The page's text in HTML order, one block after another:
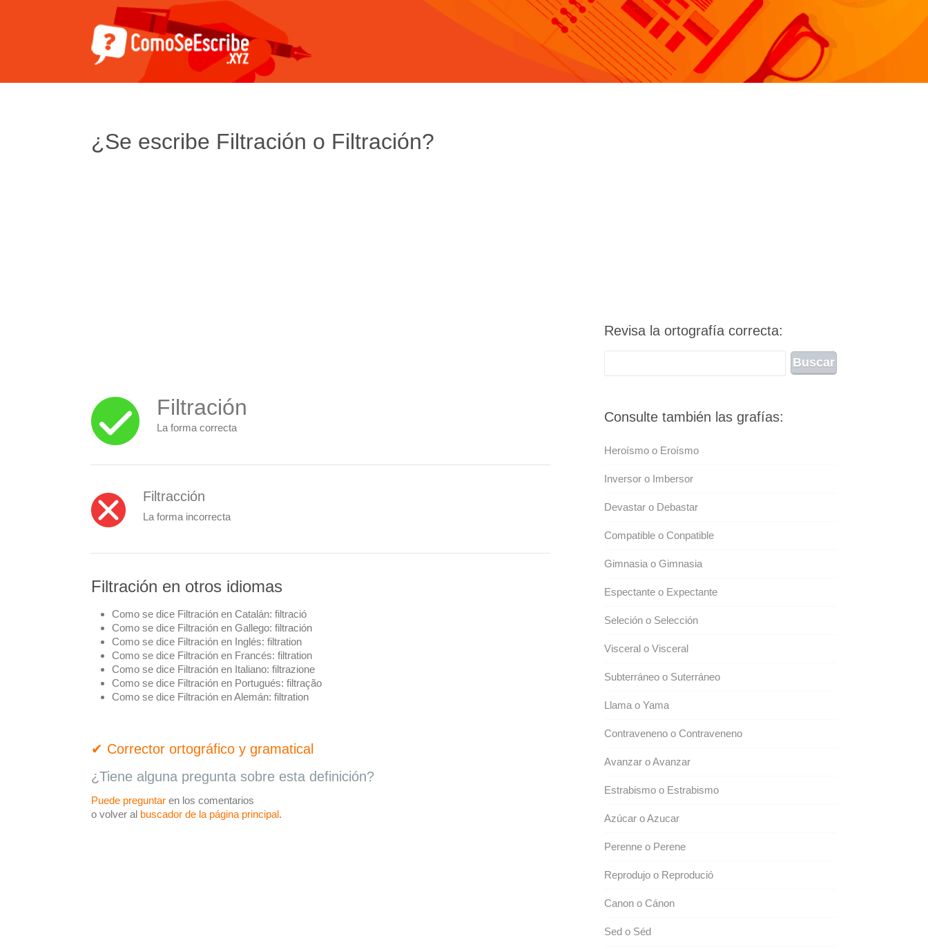
¿Se escribe Filtración o Filtración?
Filtración
La forma correcta
Filtracción
La forma incorrecta
Filtración en otros idiomas
Como se dice Filtración en Catalán: filtració
Como se dice Filtración en Gallego: filtración
Como se dice Filtración en Inglés: filtration
Como se dice Filtración en Francés: filtration
Como se dice Filtración en Italiano: filtrazione
Como se dice Filtración en Portugués: filtração
Como se dice Filtración en Alemán: filtration
✔ Corrector ortográfico y gramatical
¿Tiene alguna pregunta sobre esta definición?
Puede preguntar en los comentarios
o volver al buscador de la página principal.
Revisa la ortografía correcta:
Consulte también las grafías:
Heroísmo o Eroísmo
Inversor o Imbersor
Devastar o Debastar
Compatible o Conpatible
Gimnasia o Gimnasia
Espectante o Expectante
Seleción o Selección
Visceral o Visceral
Subterráneo o Suterráneo
Llama o Yama
Contraveneno o Contraveneno
Avanzar o Avanzar
Estrabismo o Estrabismo
Azúcar o Azucar
Perenne o Perene
Reprodujo o Reprodució
Canon o Cánon
Sed o Séd